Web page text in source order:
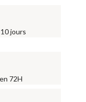
jours
72H